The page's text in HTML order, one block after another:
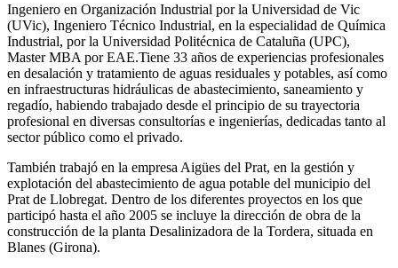
Ingeniero en Organización Industrial por la Universidad de Vic
(UVic), Ingeniero Técnico Industrial, en la especialidad de Química
Industrial, por la Universidad Politécnica de Cataluña (UPC),
Master MBA por EAE.Tiene 33 años de experiencias profesionales
en desalación y tratamiento de aguas residuales y potables, así como
en infraestructuras hidráulicas de abastecimiento, saneamiento y
regadío, habiendo trabajado desde el principio de su trayectoria
profesional en diversas consultorías e ingenierías, dedicadas tanto al
sector público como el privado.
También trabajó en la empresa Aigües del Prat, en la gestión y
explotación del abastecimiento de agua potable del municipio del
Prat de Llobregat. Dentro de los diferentes proyectos en los que
participó hasta el año 2005 se incluye la dirección de obra de la
construcción de la planta Desalinizadora de la Tordera, situada en
Blanes (Girona).